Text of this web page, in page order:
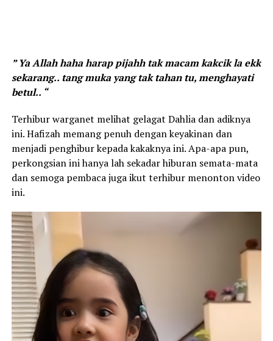
” Ya Allah haha harap pijahh tak macam kakcik la ekk
sekarang.. tang muka yang tak tahan tu, menghayati
betul.. “
Terhibur warganet melihat gelagat Dahlia dan adiknya
ini. Hafizah memang penuh dengan keyakinan dan
menjadi penghibur kepada kakaknya ini. Apa-apa pun,
perkongsian ini hanya lah sekadar hiburan semata-mata
dan semoga pembaca juga ikut terhibur menonton video
ini.